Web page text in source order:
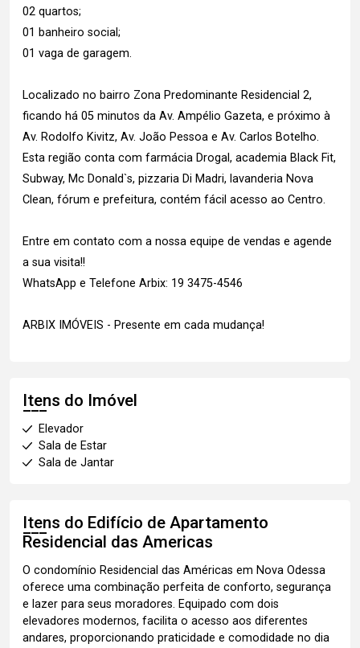
02 quartos;
01 banheiro social;
01 vaga de garagem.
Localizado no bairro Zona Predominante Residencial 2,
ficando há 05 minutos da Av. Ampélio Gazeta, e próximo à
Av. Rodolfo Kivitz, Av. João Pessoa e Av. Carlos Botelho.
Esta região conta com farmácia Drogal, academia Black Fit,
Subway, Mc Donald`s, pizzaria Di Madri, lavanderia Nova
Clean, fórum e prefeitura, contém fácil acesso ao Centro.
Entre em contato com a nossa equipe de vendas e agende
a sua visita!!
WhatsApp e Telefone Arbix: 19 3475-4546
ARBIX IMÓVEIS - Presente em cada mudança!
Itens do Imóvel
Elevador
Sala de Estar
Sala de Jantar
Itens do Edifício de Apartamento
Residencial das Americas
O condomínio Residencial das Américas em Nova Odessa
oferece uma combinação perfeita de conforto, segurança
e lazer para seus moradores. Equipado com dois
elevadores modernos, facilita o acesso aos diferentes
andares, proporcionando praticidade e comodidade no dia